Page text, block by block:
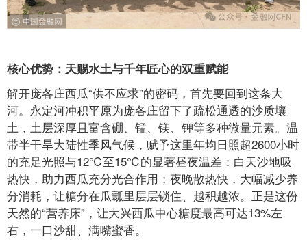
核心优势：天赐水土与千年匠心的双重赋能
解开庞各庄西瓜“供不应求”的密码，首先要回到这条大
河。永定河冲积平原为庞各庄留下了疏松通透的沙质壤
土，土层深厚且富含硼、锰、镁、钾等多种微量元素。温
带半干旱大陆性季风气候，赋予这里年均日照超2600小时
的充足光照与12℃至15℃的显著昼夜温差：白天沙地吸
热快，助力西瓜充分光合作用；夜晚散热快，大幅减少养
分消耗，让糖分在瓜瓤里层层锁住、越积越浓。正是这份
天然的“营养床”，让大兴西瓜中心糖度最高可达13%左
右，一口沙甜、满嘴蜜香。